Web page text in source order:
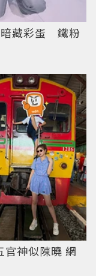
暗藏彩蛋 鐵粉
官神似陳曉 網